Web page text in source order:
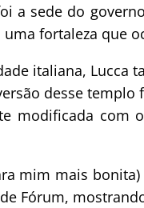
a sede do
fortaleza que
italiana, Lucca
desse
modificada com
mim mais
Fórum,